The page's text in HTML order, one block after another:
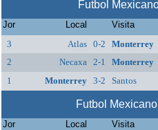
Futbol
Jor Local Visita
3
Atlas 0-2 Monterrey
2
Necaxa 2-1 Monterrey
1
Monterrey 3-2 Santos
Futbol
Jor Local Visita